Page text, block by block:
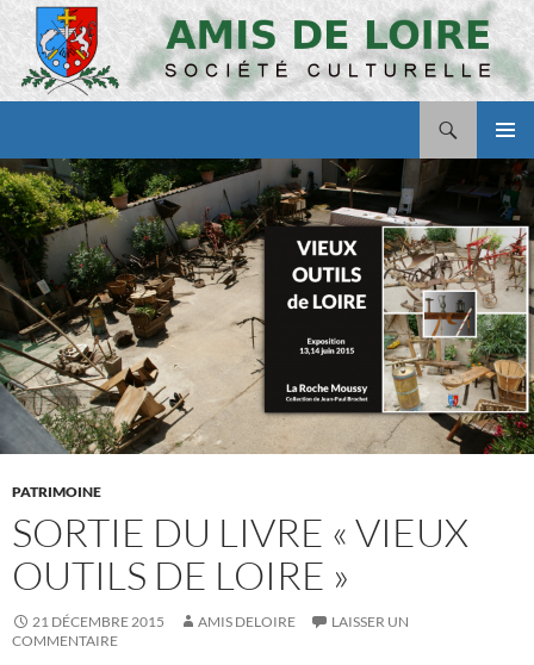
Aller
contenu
MENU
PATRIMOINE
SORTIE DU LIVRE « VIEUX
OUTILS DE LOIRE »
21 DÉCEMBRE 2015 AMIS DELOIRE
LAISSER UN
COMMENTAIRE